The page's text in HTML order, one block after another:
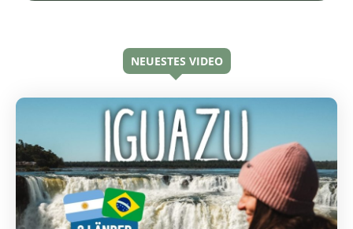
NEUESTES VIDEO